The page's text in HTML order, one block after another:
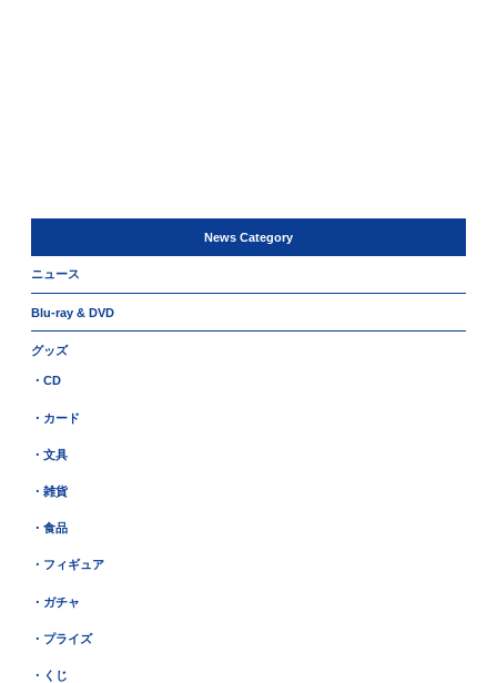
News Category
ニュース
Blu-ray & DVD
グッズ
・CD
・カード
・文具
・雑貨
・食品
・フィギュア
・ガチャ
・プライズ
・くじ